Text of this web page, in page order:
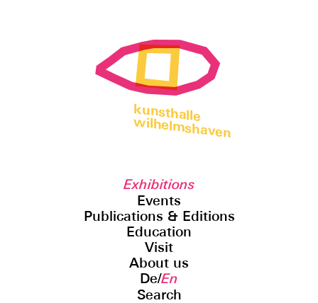
kunsthalle
wilhelmshaven
Exhibitions
Events
Publications & Editions
Education
Visit
About us
De/En
Search